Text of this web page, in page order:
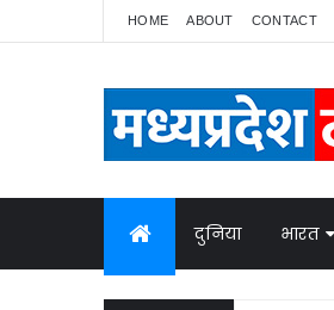
HOME ABOUT CONTACT
दुनिया भारत